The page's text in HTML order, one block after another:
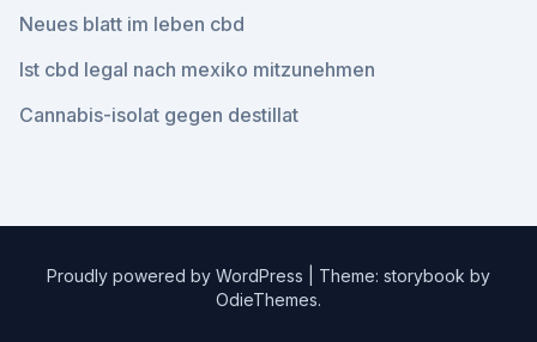
Neues blatt im leben cbd
Ist cbd legal nach mexiko mitzunehmen
Cannabis-isolat gegen destillat
Proudly powered by WordPress
Theme: storybook by
OdieThemes.